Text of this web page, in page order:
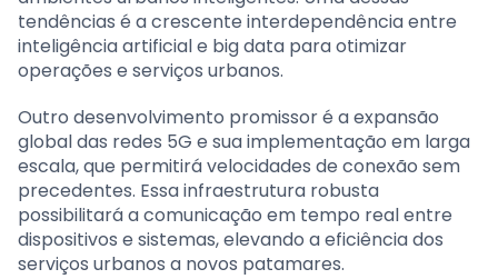
tendências é a crescente interdependência entre
inteligência artificial e big data para otimizar
operações e serviços urbanos.
Outro desenvolvimento promissor é a expansão
global das redes 5G e sua implementação em larga
escala, que permitirá velocidades de conexão sem
precedentes. Essa infraestrutura robusta
possibilitará a comunicação em tempo real entre
dispositivos e sistemas, elevando a eficiência dos
serviços urbanos a novos patamares.